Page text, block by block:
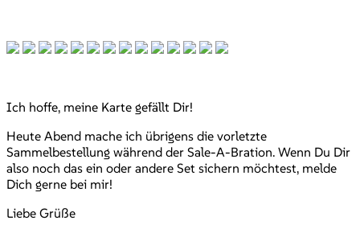
Ich hoffe, meine Karte gefällt Dir!
Heute Abend mache ich übrigens die vorletzte
Sammelbestellung während der Sale-A-Bration. Wenn Du Dir
also noch das ein oder andere Set sichern möchtest, melde
Dich gerne bei mir!
Liebe Grüße